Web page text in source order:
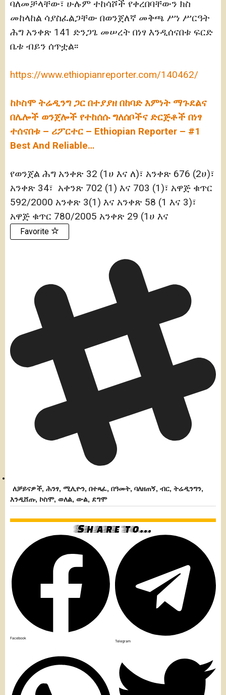
ባለመቻላቸው፣ ሁሉም ተከሳሾች የቀረበባቸውን ክስ
መከላከል ሳያስፈልጋቸው በወንጀለኛ መቅጫ ሥነ ሥርዓት
ሕግ አንቀጽ 141 ድንጋጌ መሠረት በነፃ እንዲሰናበቱ ፍርድ
ቤቱ ብይን ሰጥቷል፡፡
https://www.ethiopianreporter.com/140462/
ከኮስሞ ትሬዲንግ ጋር በተያያዘ በከባድ እምነት ማጉደልና
በሌሎች ወንጀሎች የተከሰሱ ግለሰቦችና ድርጅቶች በነፃ
ተሰናበቱ – ሪፖርተር – Ethiopian Reporter – #1
Best And Reliable…
የወንጀል ሕግ አንቀጽ 32 (1ሀ እና ለ)፣ አንቀጽ 676 (2ሀ)፣
አንቀጽ 34፣ አቀንጽ 702 (1) እና 703 (1)፣ አዋጅ ቁጥር
592/2000 አንቀጽ 3(1) እና አንቀጽ 58 (1 እና 3)፣
አዋጅ ቁጥር 780/2005 አንቀጽ 29 (1ሀ እና
Favorite
ለቻይናዎች, ሕንፃ, ሚሊዮን, በተጻፈ, በዓመት, ባለዘጠኝ, ብር, ትሬዲንግን,
እንዲሸጡ, ኮስሞ, ወለል, ውል, ደግሞ
Share to...
Facebook
Telegram